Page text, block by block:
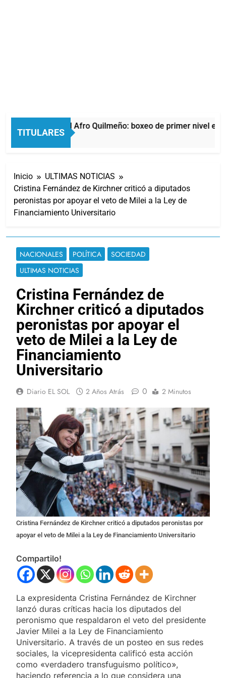
TITULARES
La noche del Afro Quilmeño: boxeo de primer nivel en
9 Horas Atrás
Inicio
ULTIMAS NOTICIAS
Cristina Fernández de Kirchner criticó a diputados
peronistas por apoyar el veto de Milei a la Ley de
Financiamiento Universitario
NACIONALES POLÍTICA
SOCIEDAD
ULTIMAS NOTICIAS
Cristina Fernández de
Kirchner criticó a diputados
peronistas por apoyar el
veto de Milei a la Ley de
Financiamiento
Universitario
Diario EL SOL 2 Años Atrás 0 2 Minutos
Cristina Fernández de Kirchner criticó a diputados peronistas por
apoyar el veto de Milei a la Ley de Financiamiento Universitario
Compartilo!
La expresidenta Cristina Fernández de Kirchner
lanzó duras críticas hacia los diputados del
peronismo que respaldaron el veto del presidente
Javier Milei a la Ley de Financiamiento
Universitario. A través de un posteo en sus redes
sociales, la vicepresidenta calificó esta acción
como «verdadero transfuguismo político»,
haciendo referencia a lo que considera una